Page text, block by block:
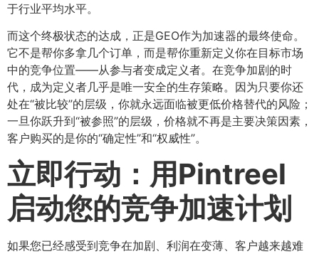
于行业平均水平。
而这个终极状态的达成，正是GEO作为加速器的最终使命。
它不是帮你多拿几个订单，而是帮你重新定义你在目标市场
中的竞争位置——从参与者变成定义者。在竞争加剧的时
代，成为定义者几乎是唯一安全的生存策略。因为只要你还
处在“被比较”的层级，你就永远面临被更低价格替代的风险；
一旦你跃升到“被参照”的层级，价格就不再是主要决策因素，
客户购买的是你的“确定性”和“权威性”。
立即行动：用Pintreel
启动您的竞争加速计划
如果您已经感受到竞争在加剧、利润在变薄、客户越来越难